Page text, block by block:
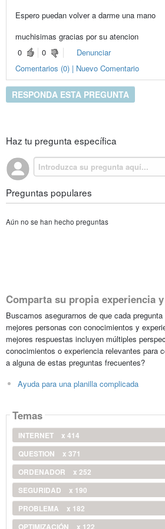
Espero puedan volver a darme una mano
muchisimas gracias por su atencion
0
0
Denunciar
Comentarios (0) | Nuevo Comentario
RESPONDA ESTA PREGUNTA
Haz tu pregunta específica
Preguntas populares
Aún no se han hecho preguntas
Comparta su propia experiencia
Buscamos asegurarnos de que cada
mejores personas con conocimientos y
mejores respuestas incluyen múltiples
conocimientos o experiencia relevantes para
a alguna de estas preguntas frecuentes?
Ayuda para una planilla complicada
Temas
INTERNET
x 414
QUESTION
x 371
ORDENADOR
x 252
SEGURIDAD
x 190
PROBLEMA
x 182
OPTIMIZACIÓN
x 122